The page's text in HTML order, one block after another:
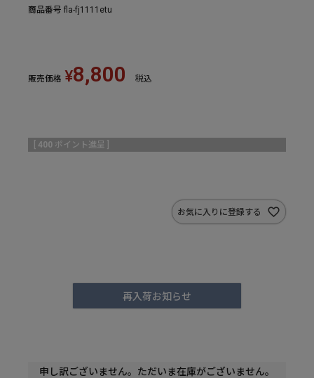
商品番号 fla-fj1111etu
販売価格 ¥8,800 税込
400 ポイント進呈 ]
お気に入りに登録する
再入荷お知らせ
申し訳ございません。ただいま在庫がございません。